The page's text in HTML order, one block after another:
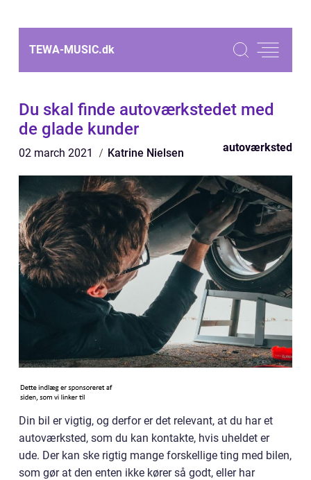
TEWA-MUSIC.dk
Du skal finde autoværkstedet med
de glade kunder
02 march 2021 Katrine Nielsen autoværksted
Din bil er vigtig, og derfor er det relevant, at du har et
autoværksted, som du kan kontakte, hvis uheldet er
ude. Der kan ske rigtig mange forskellige ting med bilen,
som gør at den enten ikke kører så godt, eller har